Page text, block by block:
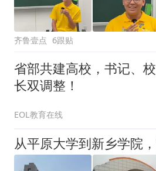
齐鲁壹点 6跟贴
省部共建高校，书记、校
长双调整！
EOL教育在线